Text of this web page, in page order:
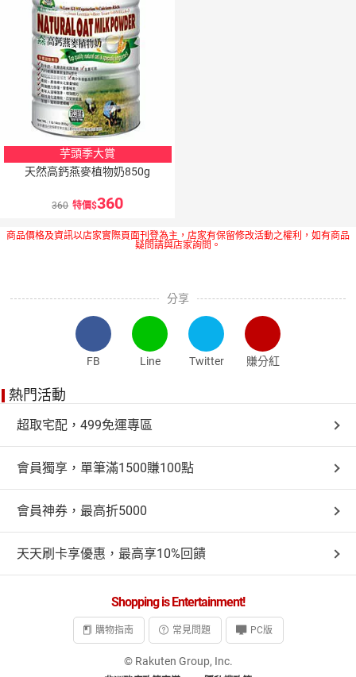
芋頭季大賞
天然高鈣燕麥植物奶850g
360 特價 360
商品價格及資訊以店家實際頁面刊登為主，店家有保留修改活動之權利，如有商品
疑問請與店家詢問。
分享
FB Line Twitter 賺分紅
熱門活動
超取宅配，499免運專區
會員獨享，單筆滿1500賺100點
會員神券，最高折5000
天天刷卡享優惠，最高享10%回饋
Shopping is Entertainment!
購物指南 常見問題 PC版
© Rakuten Group, Inc.